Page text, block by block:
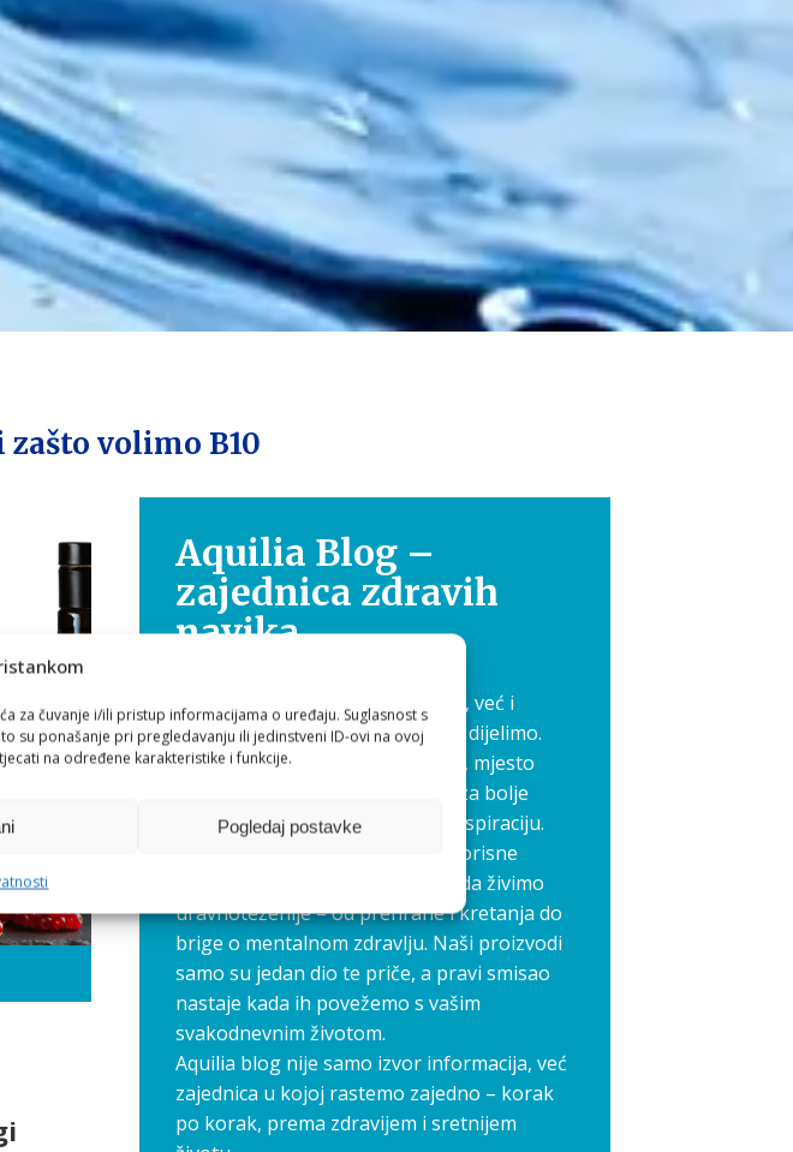
za čuvanje i/ili pristup informacijama o uređaju. Suglasnost s
su ponašanje pri pregledavanju ili jedinstveni ID-ovi na ovoj
na određene karakteristike i funkcije.
Pogledaj postavke
volimo B10
Aquilia Blog –
zajednica zdravih
navika
Zdravlje nije samo osobna briga, već i
putovanje koje je ljepše kada ga dijelimo.
Zato smo pokrenuli Aquilia blog, mjesto
gdje zajedno stvaramo prostor za bolje
navike, međusobnu podršku i inspiraciju.
Ovdje dijelimo priče, iskustva i korisne
savjete koji nam svima pomažu da živimo
uravnoteženije – od prehrane i kretanja do
brige o mentalnom zdravlju. Naši proizvodi
samo su jedan dio te priče, a pravi smisao
nastaje kada ih povežemo s vašim
svakodnevnim životom.
Aquilia blog nije samo izvor informacija, već
zajednica u kojoj rastemo zajedno – korak
po korak, prema zdravijem i sretnijem